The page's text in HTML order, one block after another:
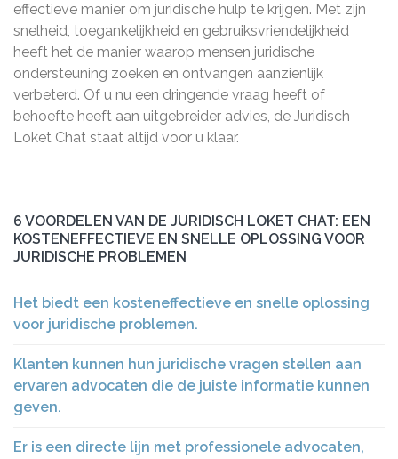
effectieve manier om juridische hulp te krijgen. Met zijn
snelheid, toegankelijkheid en gebruiksvriendelijkheid
heeft het de manier waarop mensen juridische
ondersteuning zoeken en ontvangen aanzienlijk
verbeterd. Of u nu een dringende vraag heeft of
behoefte heeft aan uitgebreider advies, de Juridisch
Loket Chat staat altijd voor u klaar.
6 VOORDELEN VAN DE JURIDISCH LOKET CHAT: EEN
KOSTENEFFECTIEVE EN SNELLE OPLOSSING VOOR
JURIDISCHE PROBLEMEN
Het biedt een kosteneffectieve en snelle oplossing
voor juridische problemen.
Klanten kunnen hun juridische vragen stellen aan
ervaren advocaten die de juiste informatie kunnen
geven.
Er is een directe lijn met professionele advocaten,